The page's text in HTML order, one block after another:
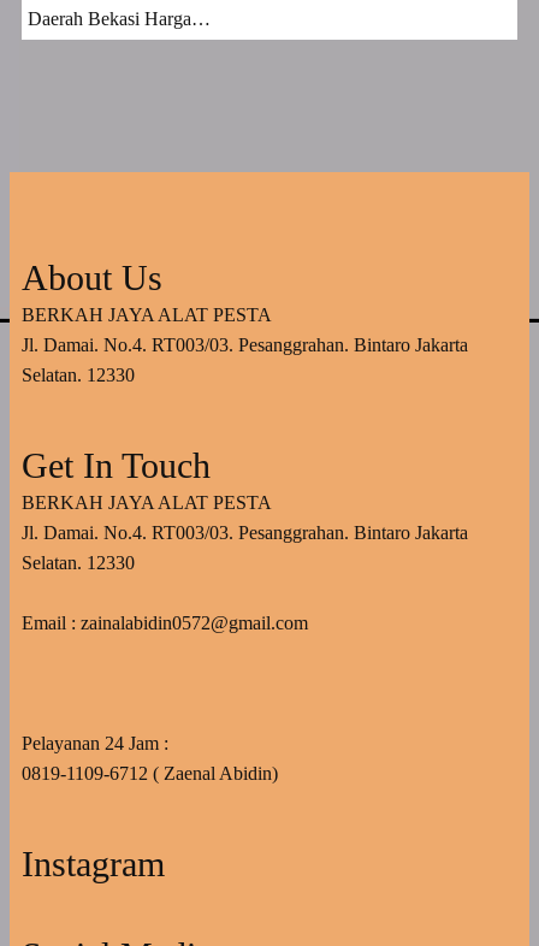
Daerah Bekasi Harga…
About Us
BERKAH JAYA ALAT PESTA
Jl. Damai. No.4. RT003/03. Pesanggrahan. Bintaro Jakarta
Selatan. 12330
Get In Touch
BERKAH JAYA ALAT PESTA
Jl. Damai. No.4. RT003/03. Pesanggrahan. Bintaro Jakarta
Selatan. 12330
Email : zainalabidin0572@gmail.com
Pelayanan 24 Jam :
0819-1109-6712 ( Zaenal Abidin)
Instagram